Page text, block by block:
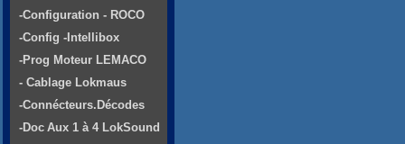
-Configuration - ROCO
-Config -Intellibox
-Prog Moteur LEMACO
- Cablage Lokmaus
-Connécteurs.Décodes
-Doc Aux 1 à 4 LokSound